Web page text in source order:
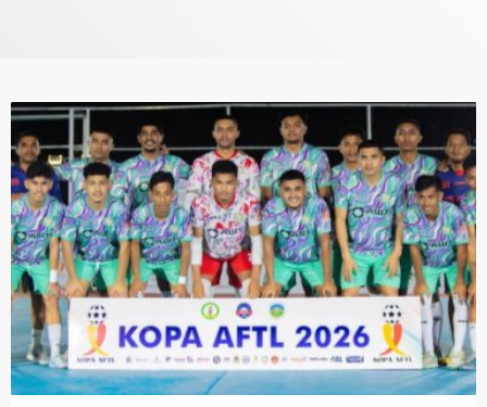
PODCAST SIRA
PROGRAMA SIRA
VÍDEO SIRA
EVENTU SIRA
KONTAKTU SIRA
TÉTUM keyboard_arrow_down